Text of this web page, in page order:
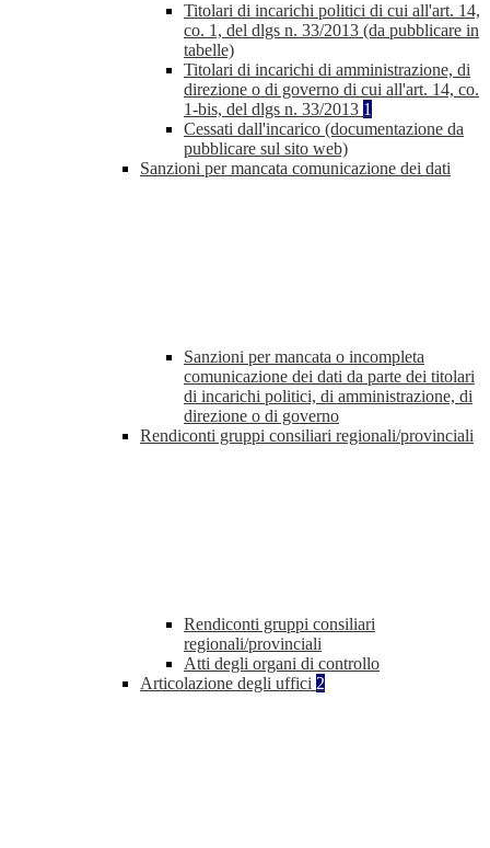
Titolari di incarichi politici di cui all'art. 14,
co. 1, del dlgs n. 33/2013 (da pubblicare in
tabelle)
Titolari di incarichi di amministrazione, di
direzione o di governo di cui all'art. 14, co.
1-bis, del dlgs n. 33/2013 1
Cessati dall'incarico (documentazione da
pubblicare sul sito web)
Sanzioni per mancata comunicazione dei dati
Sanzioni per mancata o incompleta
comunicazione dei dati da parte dei titolari
di incarichi politici, di amministrazione, di
direzione o di governo
Rendiconti gruppi consiliari regionali/provinciali
Rendiconti gruppi consiliari
regionali/provinciali
Atti degli organi di controllo
Articolazione degli uffici 2